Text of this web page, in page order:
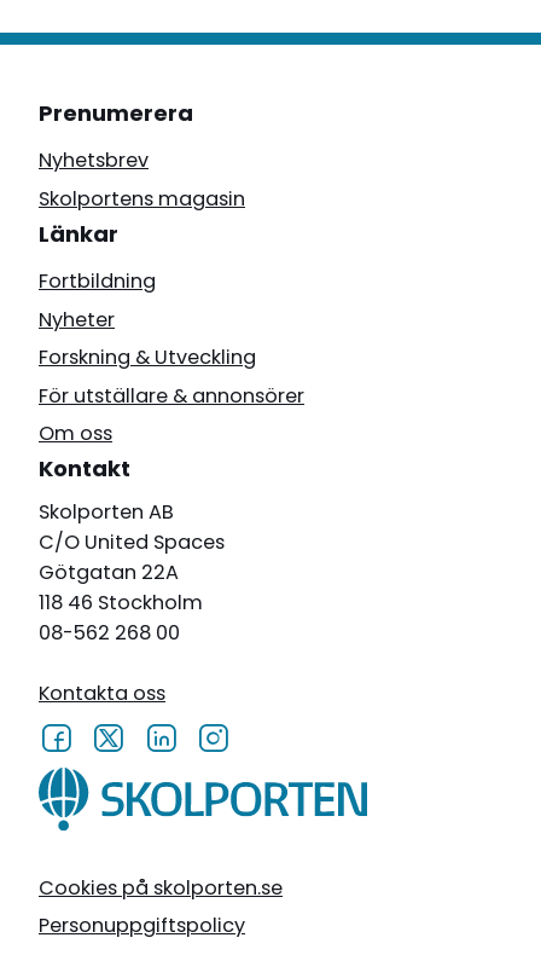
Cookies på skolporten.se
Personuppgiftspolicy
Prenumerera
Nyhetsbrev
Skolportens magasin
Länkar
Fortbildning
Nyheter
Forskning & Utveckling
För utställare & annonsörer
Om oss
Kontakt
Skolporten AB
C/O United Spaces
Götgatan 22A
118 46 Stockholm
08-562 268 00
Kontakta oss